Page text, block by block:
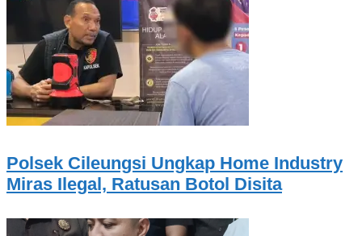
Polsek Cileungsi Ungkap Home Industry
Miras Ilegal, Ratusan Botol Disita